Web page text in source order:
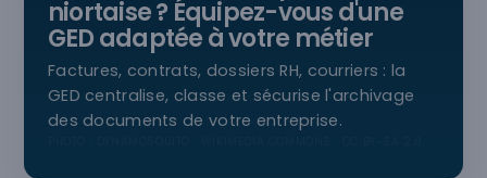
niortaise? Équipez-vous d'une
GED adaptée à votre métier
Factures, contrats, dossiers RH, courriers : la
GED centralise, classe et sécurise l'archivage
des documents de votre entreprise.